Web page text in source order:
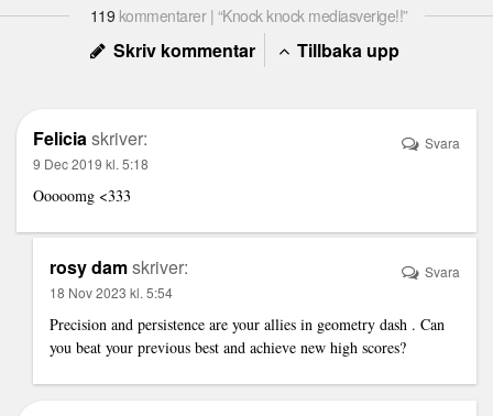
119 kommentarer | “Knock knock mediasverige!!”
Skriv kommentar Tillbaka upp
Feliciaskriver:
9 Dec 2019 kl. 5:18
Ooooomg <333
Svara
rosy damskriver:
18 Nov 2023 kl. 5:54
Precision and persistence are your allies in geometry dash . Can
you beat your previous best and achieve new high scores?
Svara